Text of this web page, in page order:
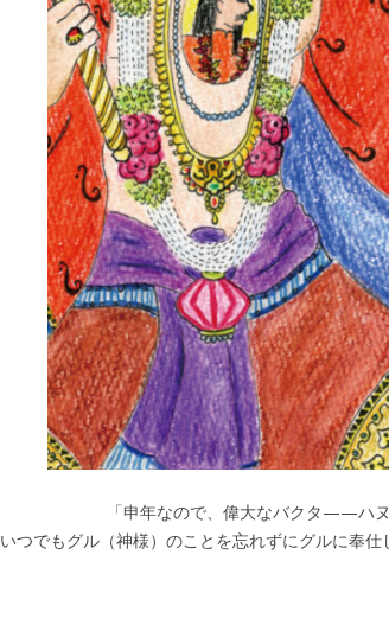
「申年なので、偉大なバクタ——ハ
いつでもグル（神様）のことを忘れずにグルに奉仕